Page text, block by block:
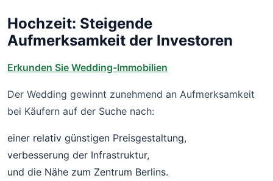
Hochzeit: Steigende
Aufmerksamkeit der Investoren
Erkunden Sie Wedding-Immobilien
Der Wedding gewinnt zunehmend an Aufmerksamkeit
bei Käufern auf der Suche nach:
einer relativ günstigen Preisgestaltung,
verbesserung der Infrastruktur,
und die Nähe zum Zentrum Berlins.